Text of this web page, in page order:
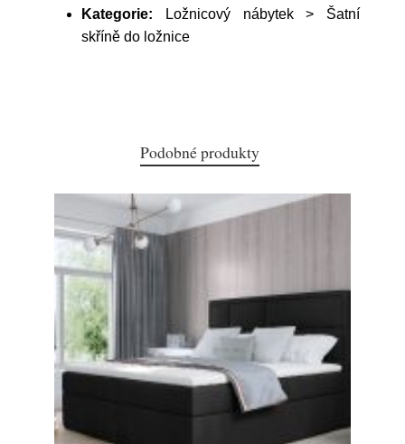
Kategorie: Ložnicový nábytek > Šatní
skříně do ložnice
Podobné produkty